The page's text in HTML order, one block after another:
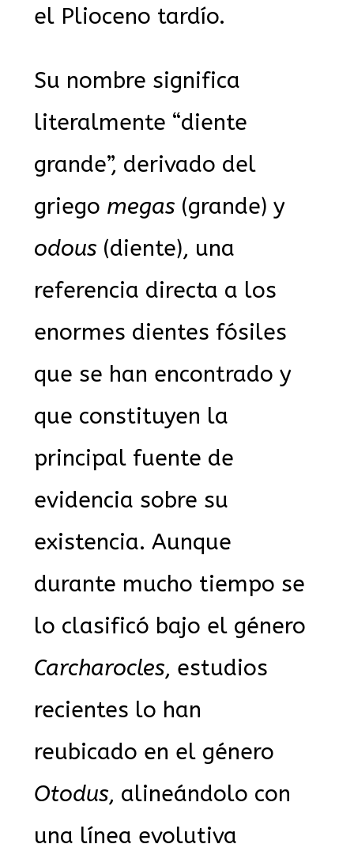
el Plioceno tardío.
Su nombre significa
literalmente “diente
grande”, derivado del
griego megas (grande) y
odous (diente), una
referencia directa a los
enormes dientes fósiles
que se han encontrado y
que constituyen la
principal fuente de
evidencia sobre su
existencia. Aunque
durante mucho tiempo se
lo clasificó bajo el género
Carcharocles, estudios
recientes lo han
reubicado en el género
Otodus, alineándolo con
una línea evolutiva